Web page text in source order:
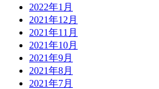
2022年1月
2021年12月
2021年11月
2021年10月
2021年9月
2021年8月
2021年7月